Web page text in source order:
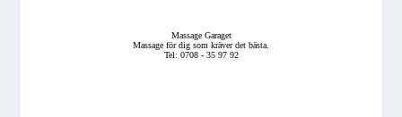
Massage Garaget
Massage för dig som kräver det bästa.
Tel: 0708 - 35 97 92